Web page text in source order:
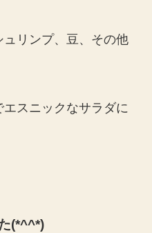
リンプ、豆、その他
スニックなサラダに
(*^^*)